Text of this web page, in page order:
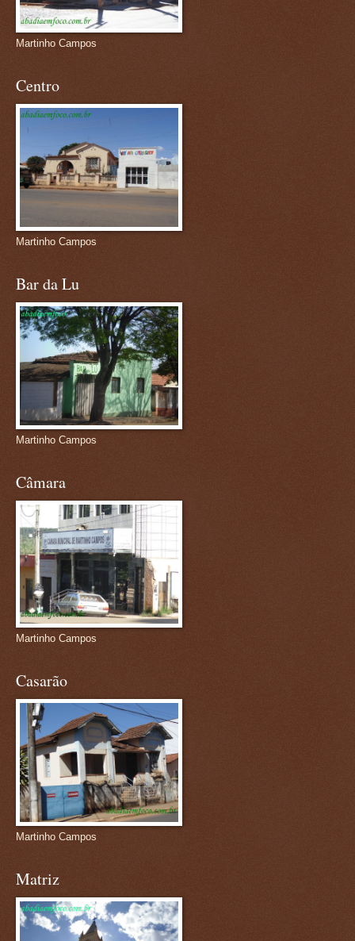
Martinho Campos
Centro
Martinho Campos
Bar da Lu
Martinho Campos
Câmara
Martinho Campos
Casarão
Martinho Campos
Matriz